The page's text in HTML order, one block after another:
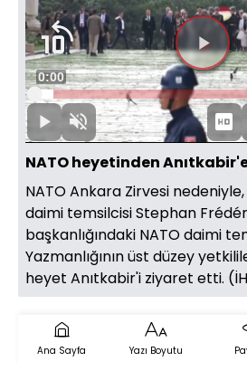
OynatSesi
Aç
Süre
0:00
Yüklendi:
5.69%
NATO heyetinden
NATO Ankara Zirvesi
daimi temsilcisi Stephan
başkanlığındaki NATO daimi
Yazmanlığının üst düzey
heyet Anıtkabir'i ziyaret etti.
Ana Sayfa Yazı Boyutu